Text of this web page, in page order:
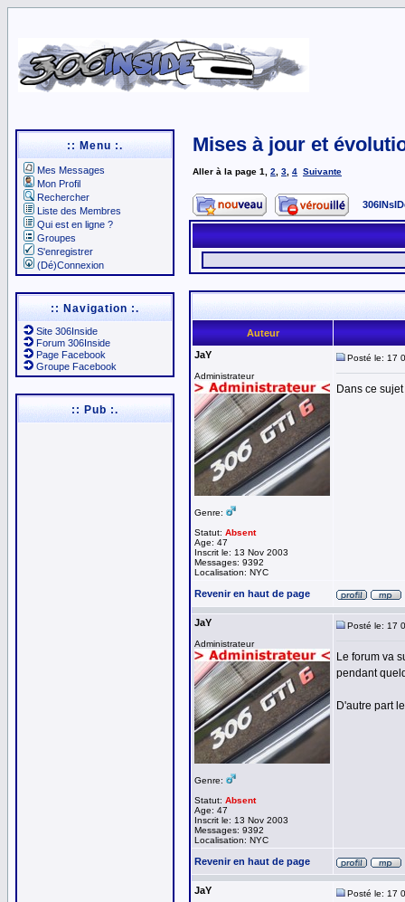
:: Menu :.
Mes Messages
Mon Profil
Rechercher
Liste des Membres
Qui est en ligne ?
Groupes
S'enregistrer
(Dé)Connexion
:: Navigation :.
Site 306Inside
Forum 306Inside
Page Facebook
Groupe Facebook
:: Pub :.
Mises à jour et
Aller à la page 1 2 3 4 Suivante
Auteur
JaY
Administrateur
Genre:
Statut: Absent
Age: 47
Inscrit le: 13 Nov 2003
Messages: 9392
Localisation: NYC
Posté le: 17
Dans ce
Revenir en haut de page
JaY
Administrateur
Genre:
Statut: Absent
Age: 47
Inscrit le: 13 Nov 2003
Messages: 9392
Localisation: NYC
Posté le: 17
Le forum va
pendant
D'autre part
Revenir en haut de page
JaY Posté le: 17